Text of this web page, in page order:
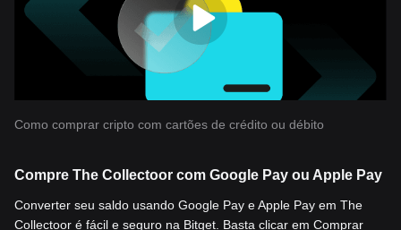
Como comprar cripto com cartões de crédito ou débito
Compre The Collectoor com Google Pay ou Apple Pay
Converter seu saldo usando Google Pay e Apple Pay em The
Collectoor é fácil e seguro na Bitget. Basta clicar em Comprar